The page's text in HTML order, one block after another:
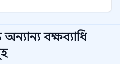
অন্যান্যবক্ষব্যাধি